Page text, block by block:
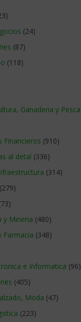
(24)
(87)
(118)
Ganaderia y Pesca
Financieros (910)
al detal (336)
(314)
(279)
y Mineria (480)
Farmacia (348)
e Informatica (96)
(405)
Moda (47)
(223)